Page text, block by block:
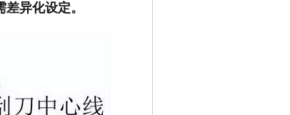
异化设定。